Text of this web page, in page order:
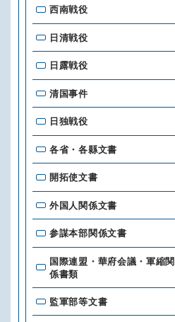
西南戦役
日清戦役
日露戦役
清国事件
日独戦役
各省・各縣文書
開拓使文書
外国人関係文書
参謀本部関係文書
国際連盟・華府会議・軍縮関
係書類
監軍部等文書